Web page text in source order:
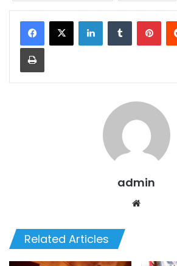
admin
Related Articles